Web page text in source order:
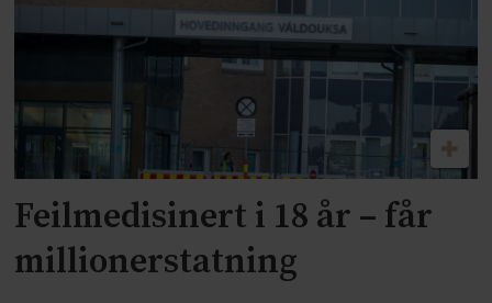
Feilmedisinert i 18 år – får
millionerstatning